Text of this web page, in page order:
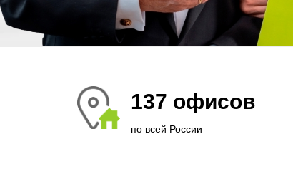
по всей России
137 офисов